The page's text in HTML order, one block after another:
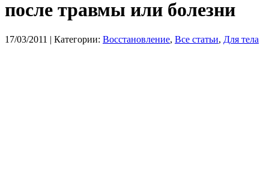
после травмы или болезни
17/03/2011 | Категории: Восстановление, Все статьи, Для тела